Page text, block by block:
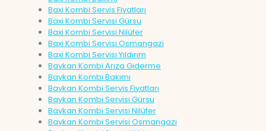
Baxi Kombi Servis Fiyatları
Baxi Kombi Servisi Gürsu
Baxi Kombi Servisi Nilüfer
Baxi Kombi Servisi Osmangazi
Baxi Kombi Servisi Yıldırım
Baykan Kombi Arıza Giderme
Baykan Kombi Bakımı
Baykan Kombi Servis Fiyatları
Baykan Kombi Servisi Gürsu
Baykan Kombi Servisi Nilüfer
Baykan Kombi Servisi Osmangazi